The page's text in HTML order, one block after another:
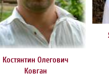
Костянтин Олегович
Ковган